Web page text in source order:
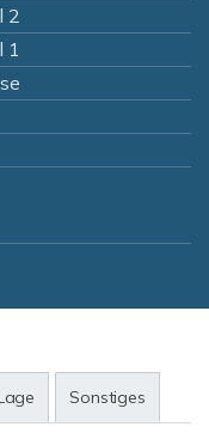
2
1
Sonstiges